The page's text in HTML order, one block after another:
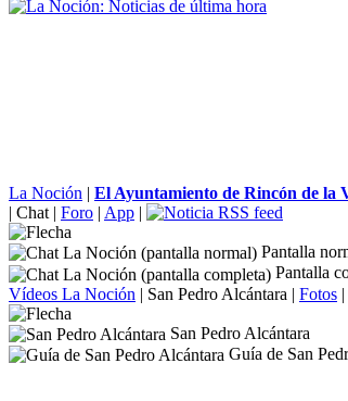
La Noción | El Ayuntamiento de Rincón de la
| Chat | Foro | App |
Pantalla
Pantalla
Vídeos La Noción | San Pedro Alcántara | Fotos |
San Pedro Alcántara
Guía de San